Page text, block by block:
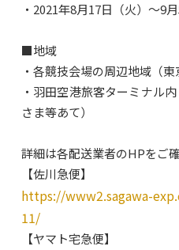
・2021年8月17日（火）～9月
■地域
・各競技会場の周辺地域（東
・羽田空港旅客ターミナル
さま等あて）
詳細は各配送業者のHPをご
【佐川急便】
https://www2.sagawa-
11/
【ヤマト宅急便】